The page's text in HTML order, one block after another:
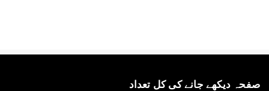
صفحہ دیکھے جانے کی کل تعداد